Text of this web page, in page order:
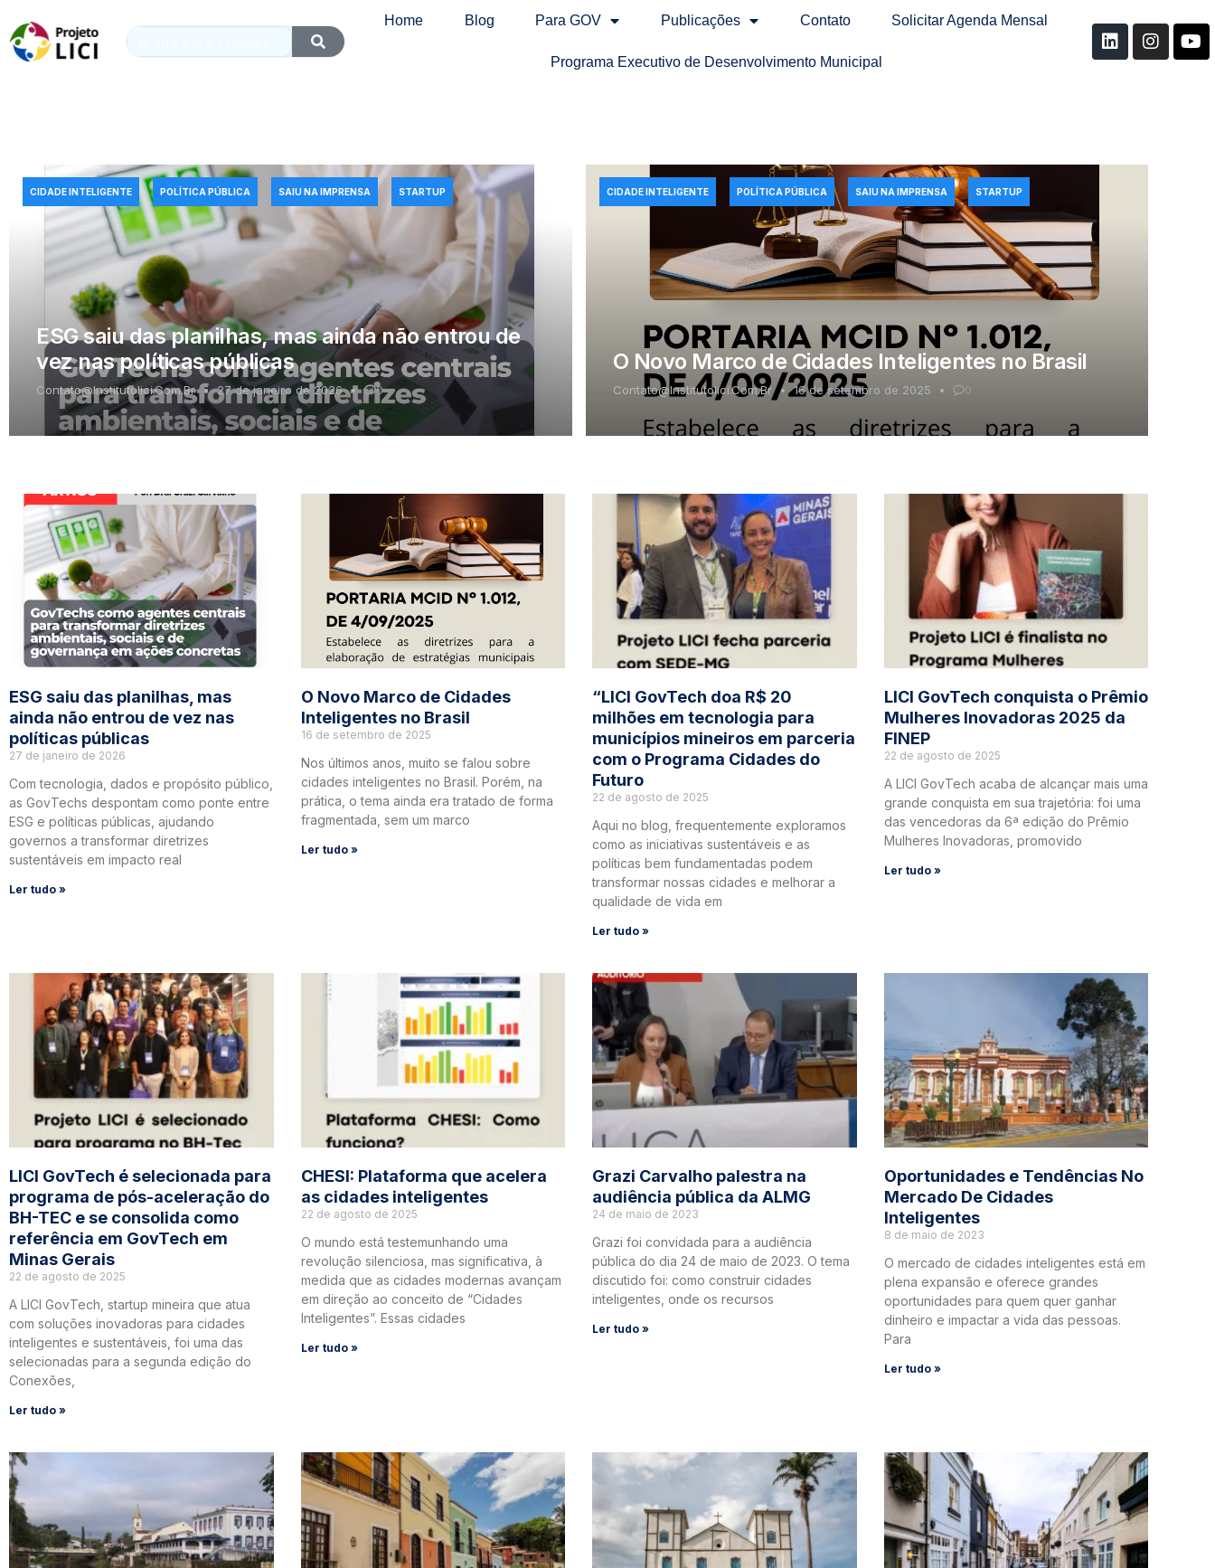
Home Blog Para GOV Publicações Contato Solicitar Agenda Mensal
Programa Executivo de Desenvolvimento Municipal
ESG saiu das planilhas, mas ainda não entrou de
vez nas políticas públicas
Contato@institutolici.com.br 27 de janeiro de 2026 0
CIDADE INTELIGENTE POLÍTICA PÚBLICA SAIU NA IMPRENSA STARTUP
O Novo Marco de Cidades Inteligentes no Brasil
Contato@institutolici.com.br 16 de setembro de 2025 0
CIDADE INTELIGENTE POLÍTICA PÚBLICA SAIU NA IMPRENSA STARTUP
ESG saiu das planilhas, mas
ainda não entrou de vez nas
políticas públicas
27 de janeiro de 2026
Com tecnologia, dados e propósito público,
as GovTechs despontam como ponte entre
ESG e políticas públicas, ajudando
governos a transformar diretrizes
sustentáveis em impacto real
Ler tudo »
O Novo Marco de Cidades
Inteligentes no Brasil
16 de setembro de 2025
Nos últimos anos, muito se falou sobre
cidades inteligentes no Brasil. Porém, na
prática, o tema ainda era tratado de forma
fragmentada, sem um marco
Ler tudo »
“LICI GovTech doa R$ 20
milhões em tecnologia para
municípios mineiros em parceria
com o Programa Cidades do
Futuro
22 de agosto de 2025
Aqui no blog, frequentemente exploramos
como as iniciativas sustentáveis e as
políticas bem fundamentadas podem
transformar nossas cidades e melhorar a
qualidade de vida em
Ler tudo »
LICI GovTech conquista o Prêmio
Mulheres Inovadoras 2025 da
FINEP
22 de agosto de 2025
A LICI GovTech acaba de alcançar mais uma
grande conquista em sua trajetória: foi uma
das vencedoras da 6ª edição do Prêmio
Mulheres Inovadoras, promovido
Ler tudo »
LICI GovTech é selecionada para
programa de pós-aceleração do
BH-TEC e se consolida como
referência em GovTech em
Minas Gerais
22 de agosto de 2025
A LICI GovTech, startup mineira que atua
com soluções inovadoras para cidades
inteligentes e sustentáveis, foi uma das
selecionadas para a segunda edição do
Conexões,
Ler tudo »
CHESI: Plataforma que acelera
as cidades inteligentes
22 de agosto de 2025
O mundo está testemunhando uma
revolução silenciosa, mas significativa, à
medida que as cidades modernas avançam
em direção ao conceito de “Cidades
Inteligentes”. Essas cidades
Ler tudo »
Grazi Carvalho palestra na
audiência pública da ALMG
24 de maio de 2023
Grazi foi convidada para a audiência
pública do dia 24 de maio de 2023. O tema
discutido foi: como construir cidades
inteligentes, onde os recursos
Ler tudo »
Oportunidades e Tendências No
Mercado De Cidades
Inteligentes
8 de maio de 2023
O mercado de cidades inteligentes está em
plena expansão e oferece grandes
oportunidades para quem quer ganhar
dinheiro e impactar a vida das pessoas.
Para
Ler tudo »